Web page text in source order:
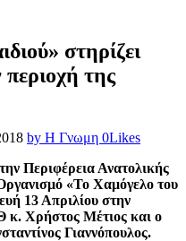
στηρίζει
της
by Η Γνωμη 0Likes
Περιφέρεια Ανατολικής
«Το Χαμόγελο του
13 Απριλίου στην
Χρήστος Μέτιος και ο
Γιαννόπουλος.